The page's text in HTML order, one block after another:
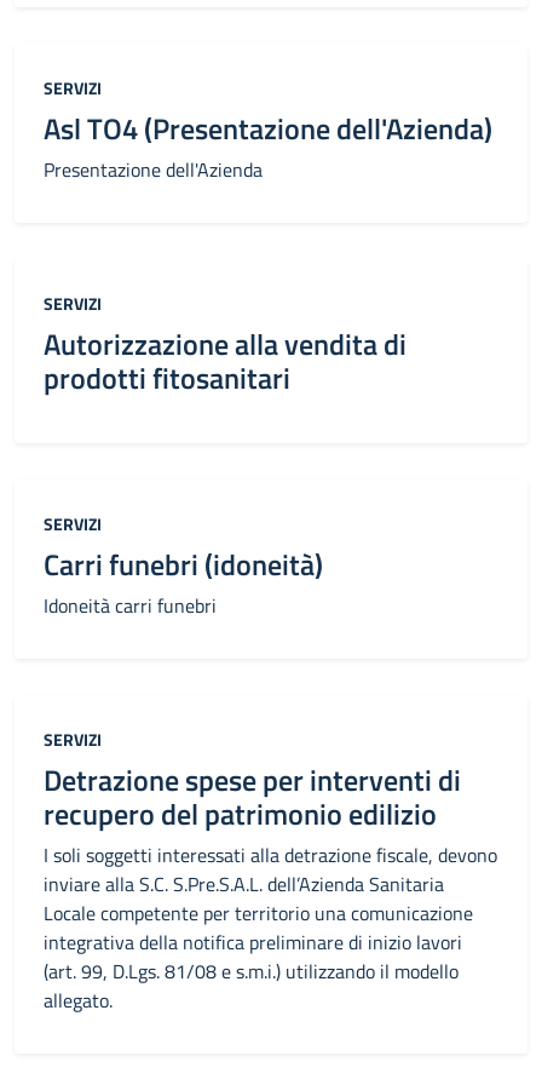
Categoria:
SERVIZI
Asl TO4 (Presentazione dell'Azienda)
Presentazione dell'Azienda
Categoria:
SERVIZI
​​​​​Autorizzazione alla vendita di
prodotti fitosanitari
Categoria:
SERVIZI
Carri funebri (idoneità)
Idoneità carri funebri
Categoria:
SERVIZI
Detrazione spese per interventi di
recupero del patrimonio edilizio
I soli soggetti interessati alla detrazione fiscale, devono
inviare alla S.C. S.Pre.S.A.L. dell’Azienda Sanitaria
Locale competente per territorio una comunicazione
integrativa della notifica preliminare di inizio lavori
(art. 99, D.Lgs. 81/08 e s.m.i.) utilizzando il modello
allegato.